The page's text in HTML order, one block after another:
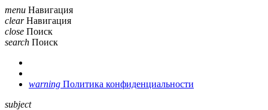
menu Навигация
clear Навигация
close Поиск
search Поиск
warning Политика конфиденциальности
subject